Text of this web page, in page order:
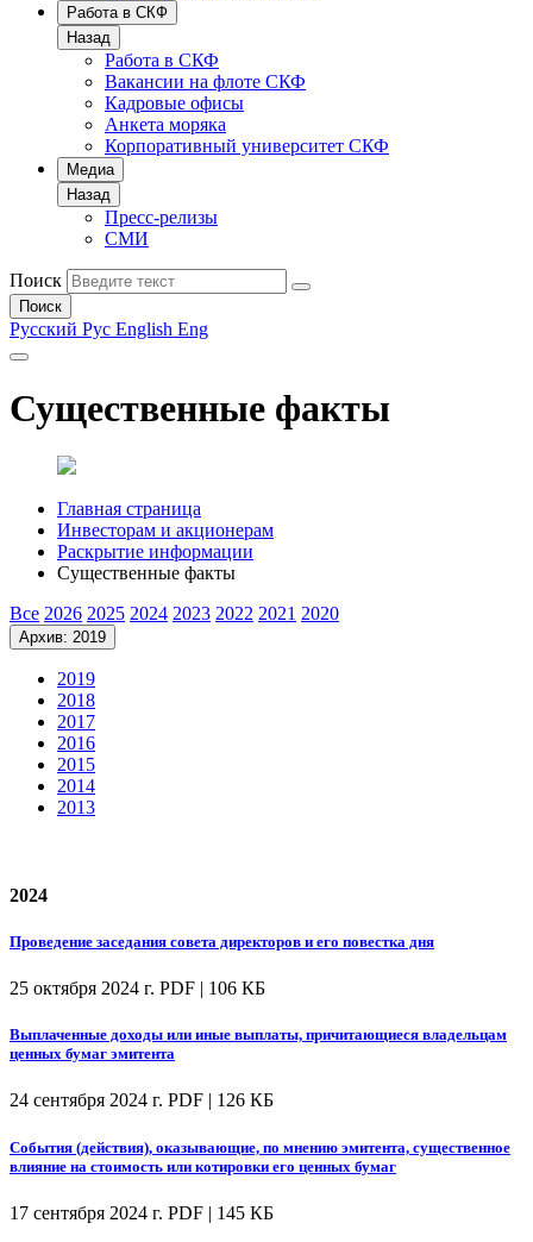
Работа в СКФ
Назад
Работа в СКФ
Вакансии на флоте СКФ
Кадровые офисы
Анкета моряка
Корпоративный университет СКФ
Медиа
Назад
Пресс-релизы
СМИ
Поиск
Поиск
Русский Рус English Eng
Существенные факты
Главная страница
Инвесторам и акционерам
Раскрытие информации
Существенные факты
Все 2026 2025 2024 2023 2022 2021 2020
Архив: 2019
2019
2018
2017
2016
2015
2014
2013
2024
Проведение заседания совета директоров и его повестка дня
25 октября 2024 г. PDF | 106 КБ
Выплаченные доходы или иные выплаты, причитающиеся владельцам
ценных бумаг эмитента
24 сентября 2024 г. PDF | 126 КБ
События (действия), оказывающие, по мнению эмитента, существенное
влияние на стоимость или котировки его ценных бумаг
17 сентября 2024 г. PDF | 145 КБ